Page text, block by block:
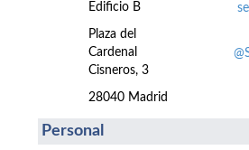
Edificio B
Plaza del
Cardenal
Cisneros, 3
28040 Madrid
Personal